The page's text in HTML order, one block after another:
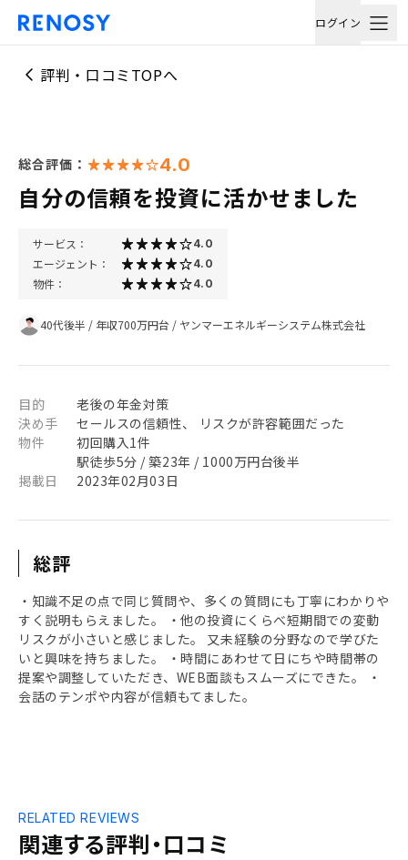
ログイン
評判・口コミTOPへ
総合評価： 4.0
自分の信頼を投資に活かせました
サービス： 4.0
エージェント： 4.0
物件： 4.0
40代後半 / 年収700万円台 / ヤンマーエネルギーシステム株式会社
目的
老後の年金対策
決め手
セールスの信頼性、 リスクが許容範囲だった
物件
初回購入1件
駅徒歩5分 / 築23年 / 1000万円台後半
掲載日
2023年02月03日
総評
・知識不足の点で同じ質問や、多くの質問にも丁寧にわかりや
すく説明もらえました。 ・他の投資にくらべ短期間での変動
リスクが小さいと感じました。 又未経験の分野なので学びた
いと興味を持ちました。 ・時間にあわせて日にちや時間帯の
提案や調整していただき、WEB面談もスムーズにできた。 ・
会話のテンポや内容が信頼もてました。
関連する評判・口コミ
RELATED REVIEWS